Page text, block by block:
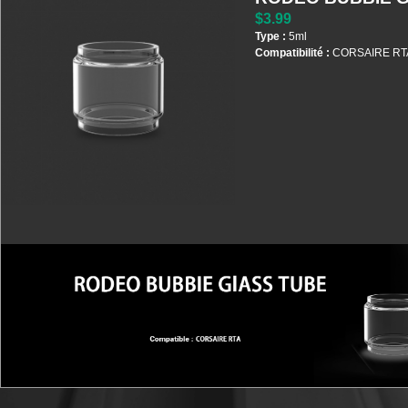
$3.99
Type : 5ml
Compatibilité : CORSAIRE